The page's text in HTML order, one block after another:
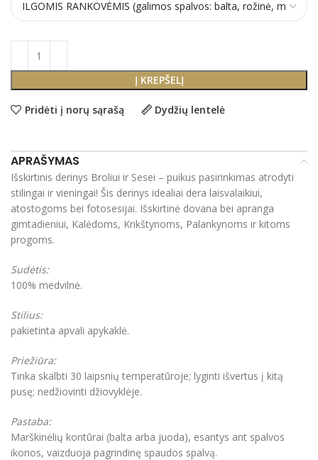
Į KREPŠELĮ
Pridėti į norų sąrašą Dydžių lentelė
APRAŠYMAS
Išskirtinis derinys Broliui ir Sesei – puikus pasirinkimas atrodyti
stilingai ir vieningai! Šis derinys idealiai dera laisvalaikiui,
atostogoms bei fotosesijai. Išskirtinė dovana bei apranga
gimtadieniui, Kalėdoms, Krikštynoms, Palankynoms ir kitoms
progoms.
Sudėtis:
100% medvilnė.
Stilius:
pakietinta apvali apykaklė.
Priežiūra:
Tinka skalbti 30 laipsnių temperatūroje; lyginti išvertus į kitą
pusę; nedžiovinti džiovyklėje.
Pastaba:
Marškinėlių kontūrai (balta arba juoda), esantys ant spalvos
ikonos, vaizduoja pagrindinę spaudos spalvą.